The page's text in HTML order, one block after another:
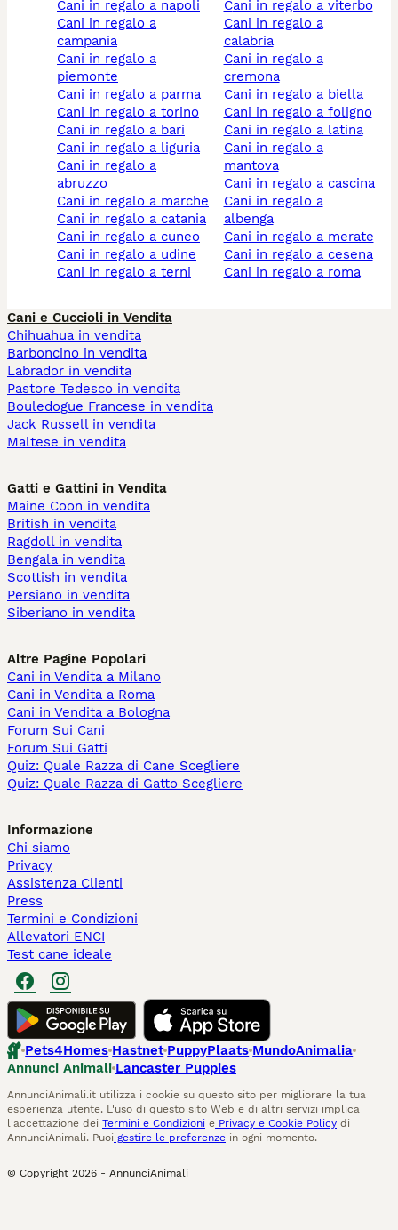
cani in regalo a napoli
cani in regalo a
campania
cani in regalo a
piemonte
cani in regalo a parma
cani in regalo a torino
cani in regalo a bari
cani in regalo a liguria
cani in regalo a
abruzzo
cani in regalo a marche
cani in regalo a catania
cani in regalo a cuneo
cani in regalo a udine
cani in regalo a terni
cani in regalo a viterbo
cani in regalo a
calabria
cani in regalo a
cremona
cani in regalo a biella
cani in regalo a foligno
cani in regalo a latina
cani in regalo a
mantova
cani in regalo a cascina
cani in regalo a
albenga
cani in regalo a merate
cani in regalo a cesena
cani in regalo a roma
Cani e Cuccioli in Vendita
Chihuahua in vendita
Barboncino in vendita
Labrador in vendita
Pastore Tedesco in vendita
Bouledogue Francese in vendita
Jack Russell in vendita
Maltese in vendita
Gatti e Gattini in Vendita
Maine Coon in vendita
British in vendita
Ragdoll in vendita
Bengala in vendita
Scottish in vendita
Persiano in vendita
Siberiano in vendita
Altre Pagine Popolari
Cani in Vendita a Milano
Cani in Vendita a Roma
Cani in Vendita a Bologna
Forum Sui Cani
Forum Sui Gatti
Quiz: Quale Razza di Cane Scegliere
Quiz: Quale Razza di Gatto Scegliere
Informazione
Chi siamo
Privacy
Assistenza Clienti
Press
Termini e Condizioni
Allevatori ENCI
Test cane ideale
Pets4Homes Hastnet PuppyPlaats MundoAnimalia
Annunci Animali Lancaster Puppies
AnnunciAnimali.it utilizza i cookie su questo sito per migliorare la tua
esperienza utente. L'uso di questo sito Web e di altri servizi implica
l'accettazione dei Termini e Condizioni e Privacy e Cookie Policy di
AnnunciAnimali. Puoi gestire le preferenze in ogni momento.
© Copyright 2026 - AnnunciAnimali